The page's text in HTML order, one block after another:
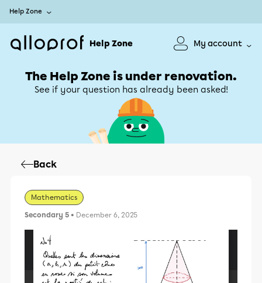
Help Zone
Help Zone My account
The Help Zone is under renovation.
See if your question has already been asked!
Back
Mathematics
Secondary 5 • December 6, 2025